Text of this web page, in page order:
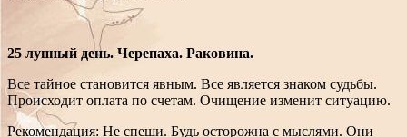
25 лунный день. Черепаха. Раковина.
Все тайное становится явным. Все является знаком судьбы.
Происходит оплата по счетам. Очищение изменит ситуацию.
Рекомендация: Не спеши. Будь осторожна с мыслями. Они